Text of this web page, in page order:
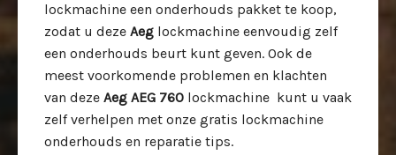
lockmachine een onderhouds pakket te koop,
zodat u deze Aeg lockmachine eenvoudig zelf
een onderhouds beurt kunt geven. Ook de
meest voorkomende problemen en klachten
van deze Aeg AEG 760 lockmachine kunt u vaak
zelf verhelpen met onze gratis lockmachine
onderhouds en reparatie tips.